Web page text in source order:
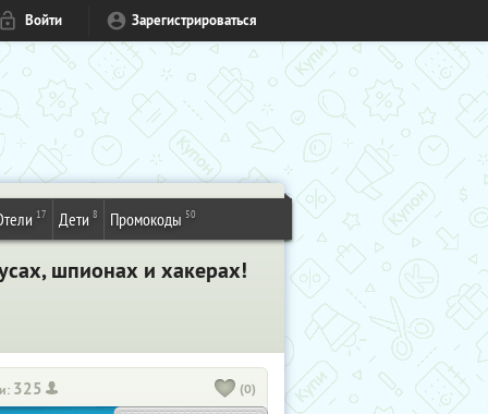
Войти Зарегистрироваться
17 Дети 8 Промокоды 50
шпионах и хакерах!
325 (0)